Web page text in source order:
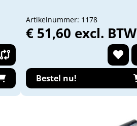
Artikelnummer: 1178
€ 51,60 excl. BTW
Bestel nu!